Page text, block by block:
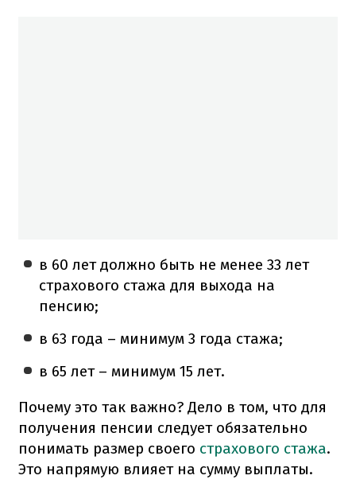
в 60 лет должно быть не менее 33 лет
страхового стажа для выхода на
пенсию;
в 63 года – минимум 3 года стажа;
в 65 лет – минимум 15 лет.
Почему это так важно? Дело в том, что для
получения пенсии следует обязательно
понимать размер своего страхового стажа.
Это напрямую влияет на сумму выплаты.